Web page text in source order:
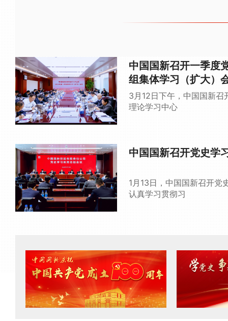
中国国新召开一季度
组集体学习（扩大）
3月12日下午，中国国新
理论学习中心
中国国新召开党史学
1月13日，中国国新召开党
认真学习贯彻习